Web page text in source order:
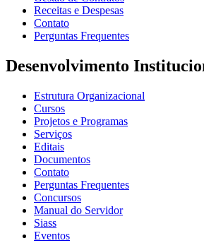
Receitas e Despesas
Contato
Perguntas Frequentes
Desenvolvimento
Estrutura Organizacional
Cursos
Projetos e Programas
Serviços
Editais
Documentos
Contato
Perguntas Frequentes
Concursos
Manual do Servidor
Siass
Eventos